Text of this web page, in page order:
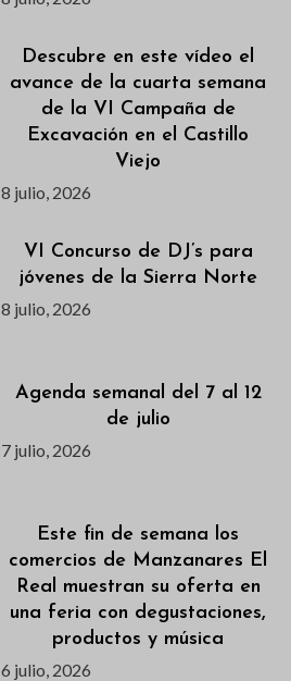
Descubre en este vídeo el
avance de la cuarta semana
de la VI Campaña de
Excavación en el Castillo
Viejo
8 julio, 2026
VI Concurso de DJ’s para
jóvenes de la Sierra Norte
8 julio, 2026
Agenda semanal del 7 al 12
de julio
7 julio, 2026
Este fin de semana los
comercios de Manzanares El
Real muestran su oferta en
una feria con degustaciones,
productos y música
6 julio, 2026